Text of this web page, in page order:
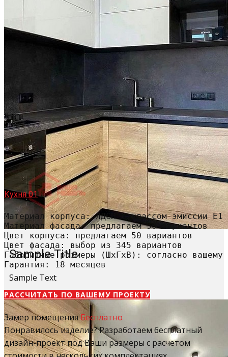
Sample Title
Sample Text
Кухня 01
Материал корпуса: ЛДСП с классом эмиссии Е1
Материал фасада: предлагаем 50 вариантов
Цвет корпуса: предлагаем 50 вариантов
Цвет фасада: выбор из 345 вариантов
Габаритные размеры (ШхГхВ): согласно вашему
Гарантия: 18 месяцев
РАССЧИТАТЬ​ ПО ВАШЕМУ ПРОЕКТУ
Замер помещенияБесплатно
Понравилось изделие? Разработаем бесплатный
дизайн-проект под Ваши размеры с расчетом